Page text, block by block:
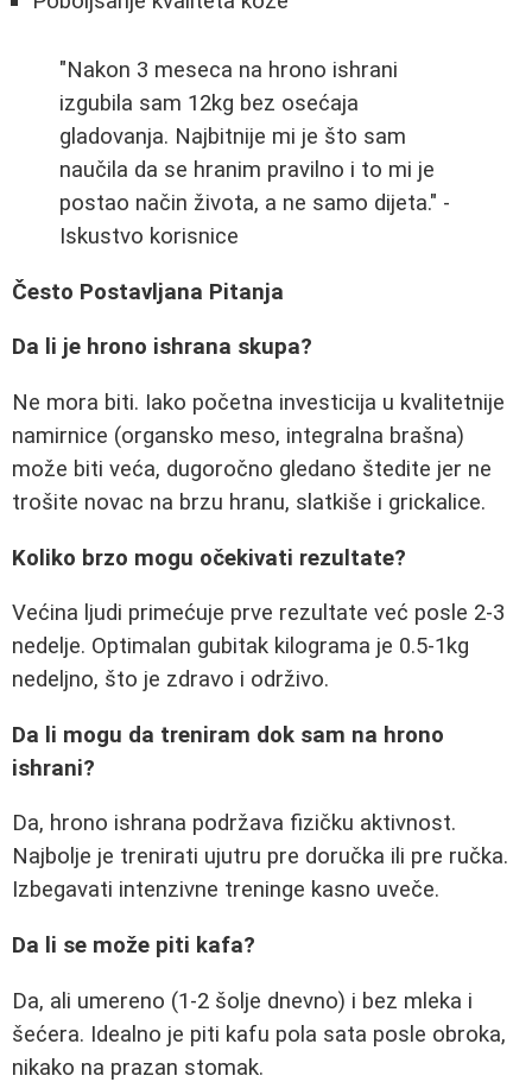
"Nakon 3 meseca na hrono ishrani
izgubila sam 12kg bez osećaja
gladovanja. Najbitnije mi je što sam
naučila da se hranim pravilno i to mi je
postao način života, a ne samo dijeta." -
Iskustvo korisnice
Često Postavljana Pitanja
Da li je hrono ishrana skupa?
Ne mora biti. Iako početna investicija u kvalitetnije
namirnice (organsko meso, integralna brašna)
može biti veća, dugoročno gledano štedite jer ne
trošite novac na brzu hranu, slatkiše i grickalice.
Koliko brzo mogu očekivati rezultate?
Većina ljudi primećuje prve rezultate već posle 2-3
nedelje. Optimalan gubitak kilograma je 0.5-1kg
nedeljno, što je zdravo i održivo.
Da li mogu da treniram dok sam na hrono
ishrani?
Da, hrono ishrana podržava fizičku aktivnost.
Najbolje je trenirati ujutru pre doručka ili pre ručka.
Izbegavati intenzivne treninge kasno uveče.
Da li se može piti kafa?
Da, ali umereno (1-2 šolje dnevno) i bez mleka i
šećera. Idealno je piti kafu pola sata posle obroka,
nikako na prazan stomak.